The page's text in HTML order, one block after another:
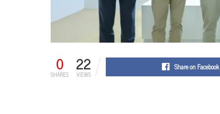
0
SHARES 22
VIEWS
Share on Facebook